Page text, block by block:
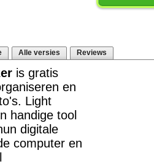
Alle versies Reviews
is gratis
en
Light
handige tool
digitale
computer en